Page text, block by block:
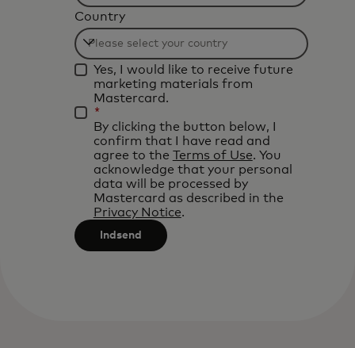
will
be
applied
after
3
characters.
Country
Filtering
will
applied
after
characters.
Yes, I would like to receive future
marketing materials from
Mastercard.
*
By clicking the button below, I
confirm that I have read and
agree to the Terms of Use. You
acknowledge that your personal
data will be processed by
Mastercard as described in the
Privacy Notice.
Indsend